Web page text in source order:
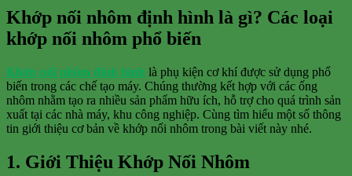
Khớp nối nhôm định hình là gì? Các loại
khớp nối nhôm phổ biến
Khớp nối nhôm định hình là phụ kiện cơ khí được sử dụng phổ
biến trong các chế tạo máy. Chúng thường kết hợp với các ống
nhôm nhằm tạo ra nhiều sản phẩm hữu ích, hỗ trợ cho quá trình sản
xuất tại các nhà máy, khu công nghiệp. Cùng tìm hiểu một số thông
tin giới thiệu cơ bản về khớp nối nhôm trong bài viết này nhé.
1. Giới Thiệu Khớp Nối Nhôm